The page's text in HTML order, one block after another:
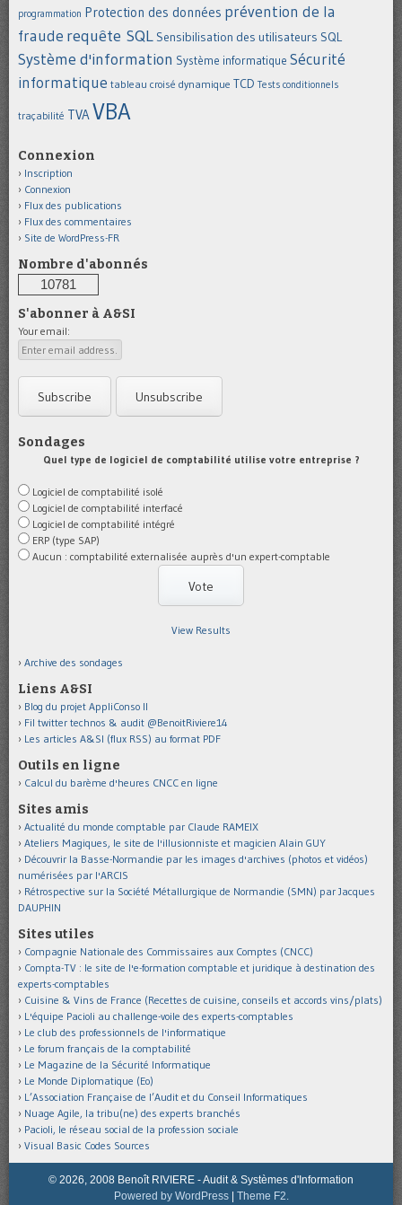
programmation Protection des données prévention de la
fraude requête SQL Sensibilisation des utilisateurs SQL
Système d'information Système informatique Sécurité
informatique tableau croisé dynamique TCD Tests conditionnels
traçabilité TVA VBA
Connexion
Inscription
Connexion
Flux des publications
Flux des commentaires
Site de WordPress-FR
Nombre d'abonnés
10781
S'abonner à A&SI
Your email:
Sondages
Quel type de logiciel de comptabilité utilise votre entreprise ?
Logiciel de comptabilité isolé
Logiciel de comptabilité interfacé
Logiciel de comptabilité intégré
ERP (type SAP)
Aucun : comptabilité externalisée auprès d'un expert-comptable
View Results
Archive des sondages
Liens A&SI
Blog du projet AppliConso II
Fil twitter technos & audit @BenoitRiviere14
Les articles A&SI (flux RSS) au format PDF
Outils en ligne
Calcul du barème d'heures CNCC en ligne
Sites amis
Actualité du monde comptable par Claude RAMEIX
Ateliers Magiques, le site de l'illusionniste et magicien Alain GUY
Découvrir la Basse-Normandie par les images d'archives (photos et vidéos)
numérisées par l'ARCIS
Rétrospective sur la Société Métallurgique de Normandie (SMN) par Jacques
DAUPHIN
Sites utiles
Compagnie Nationale des Commissaires aux Comptes (CNCC)
Compta-TV : le site de l'e-formation comptable et juridique à destination des
experts-comptables
Cuisine & Vins de France (Recettes de cuisine, conseils et accords vins/plats)
L'équipe Pacioli au challenge-voile des experts-comptables
Le club des professionnels de l'informatique
Le forum français de la comptabilité
Le Magazine de la Sécurité Informatique
Le Monde Diplomatique (Eo)
L’Association Française de l’Audit et du Conseil Informatiques
Nuage Agile, la tribu(ne) des experts branchés
Pacioli, le réseau social de la profession sociale
Visual Basic Codes Sources
© 2026, 2008 Benoît RIVIERE - Audit & Systèmes d'Information
Powered by WordPress
Theme F2.